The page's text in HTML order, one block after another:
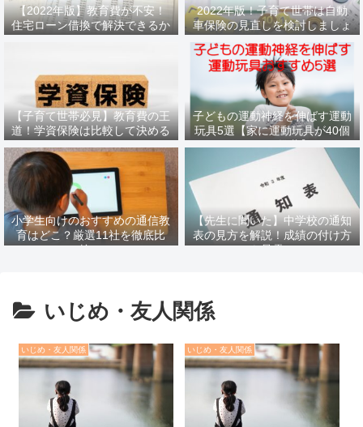
【2022年版】教育費が不安！
住宅ローン借換で解決できるか
2022年版！子育て世帯は自動
車保険の見直しを検討しましょ
【子育て世帯必見】教育費の王
道！学資保険は比較して決める
べき
子どもの運動神経を伸ばす運動
玩具5選【家に運動玩具が40個
あるパパ推薦】
小学生向けのおすすめの通信教
育はどこ？厳選11社を徹底比
較！
【先生に聞いた】中学校の通知
表の見方を解説！成績の付け方
も暴露！
いじめ・友人関係
いじめ・友人関係 いじめ・友人関係